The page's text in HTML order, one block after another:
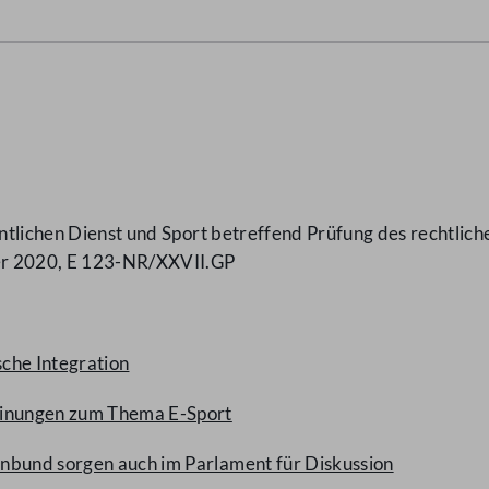
Dienst und Sport betreffend Prüfung des
2020, E 123-NR/XXVII.GP
Integration
zum Thema E-Sport
sorgen auch im Parlament für Diskussion